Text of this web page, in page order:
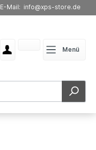
E-Mail: info@xps-store.de
Menü